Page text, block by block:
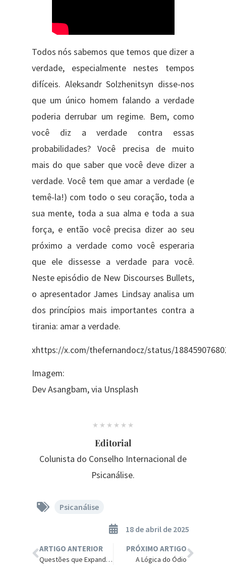
Todos nós sabemos que temos que dizer a
verdade, especialmente nestes tempos
difíceis. Aleksandr Solzhenitsyn disse-nos
que um único homem falando a verdade
poderia derrubar um regime. Bem, como
você diz a verdade contra essas
probabilidades? Você precisa de muito
mais do que saber que você deve dizer a
verdade. Você tem que amar a verdade (e
temê-la!) com todo o seu coração, toda a
sua mente, toda a sua alma e toda a sua
força, e então você precisa dizer ao seu
próximo a verdade como você esperaria
que ele dissesse a verdade para você.
Neste episódio de New Discourses Bullets,
o apresentador James Lindsay analisa um
dos princípios mais importantes contra a
tirania: amar a verdade.
xhttps://x.com/thefernandocz/status/
Imagem:
Dev Asangbam, via Unsplash
Editorial
Colunista do Conselho Internacional de
Psicanálise.
Psicanálise
18 de abril de 2025
ARTIGO ANTERIOR
Questões que Expandem a Mente
PRÓXIMO ARTIGO
A Lógica do Ódio